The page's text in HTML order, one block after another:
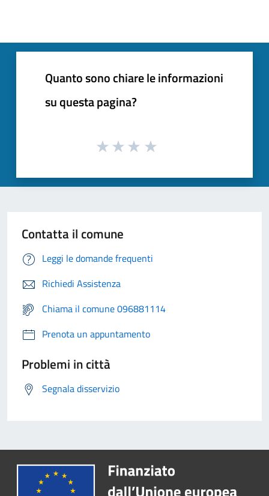
Quanto sono chiare le informazioni
su questa pagina?
Contatta il comune
Leggi le domande frequenti
Richiedi Assistenza
Chiama il comune 096881114
Prenota un appuntamento
Problemi in città
Segnala disservizio